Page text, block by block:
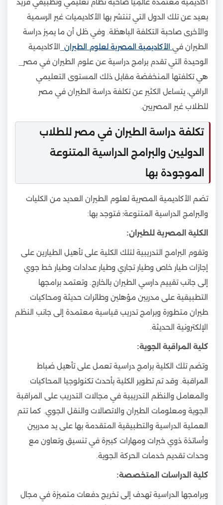
أكاديمية معتمدة عَالَمِيًّا صاحبة نظام تعليمي وتطبيقي فريد
بعيد عن تلك الدول التي تنتشر بها الأكاديميات غير الرسمية
والأخرى صاحبة التكلفة الباهظة. وفي ظل أن ما يميز دراسة
الطيران في الأكاديمية المصرية لعلوم الطيران _الأكاديمية
الوحيدة التي تقدم برامج دراسية عن علوم الطيران في مصر_
هي تكلفتها المنخفضة مقابل ذلك المستوى التعليمي
الراقي، يتساءل الكثير عن تكلفة دراسة الطيران في مصر
للطلاب غير المصريين.
تكلفة دراسة الطيران في مصر للطلاب
الدوليين والبرامج الدراسية المتنوعة
الموجودة بها
تضم الأكاديمية المصرية لعلوم الطيران العديد من الكليات
والبرامج الدراسية المتنوعة؛ فتوجد بها:
الكلية المصرية للطيران:
وتقوم البرامج التدريبية لتلك الكلية على تأهيل الطيارين على
إجازات طيار خاص وطيار تجاري وطيار عدادات وطيار خط جوي
إلى جانب تقييم دارسي الطيران بالخارج. وتعتمد برامجها
التطبيقية على مدربين مؤهلين وطائرات حديثة ومحاكيات
طيران متطورة وبرامج تدريب قياسية معتمدة إلى جانب النظم
الإلكترونية الحديثة.
كلية المراقبة الجوية:
وتضم تلك الكلية برامج دراسية تعمل على تأهيل ضباط
المراقبة. وقد تم تطوير الكلية بأحدث تكنولوجيا المحاكيات
والمعامل والنظم التدريبية في مجالات التدريب على المراقبة
الجوية ومعلومات الطيران والاتصالات والنقل الجوي. كما تتم
العملية الدراسية والتطبيقية المتقدمة بها على يد مدربين
وأساتذة ذوي خبرات ومهارات كبيرة في تنسيق وتعاون مع
وحدات تقديم خدمات الحركة الجوية.
كلية الدراسات المتخصصة:
وبرامجها الدراسية تهدف إلى تخريج دفعات متميزة في مجال